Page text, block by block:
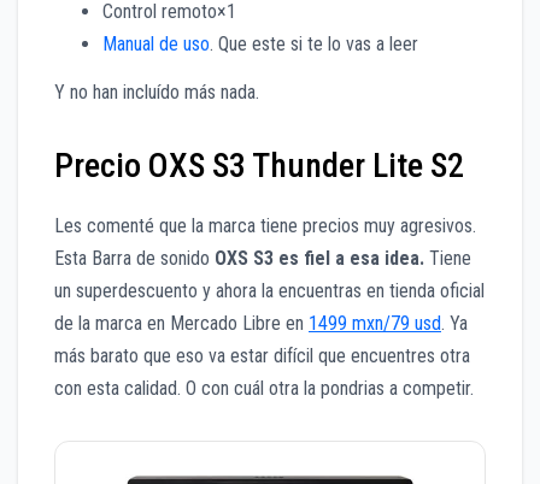
Control remoto×1
Manual de uso. Que este si te lo vas a leer
Y no han incluído más nada.
Precio OXS S3 Thunder Lite S2
Les comenté que la marca tiene precios muy agresivos.
Esta Barra de sonido OXS S3 es fiel a esa idea. Tiene
un superdescuento y ahora la encuentras en tienda oficial
de la marca en Mercado Libre en 1499 mxn/79 usd. Ya
más barato que eso va estar difícil que encuentres otra
con esta calidad. O con cuál otra la pondrias a competir.